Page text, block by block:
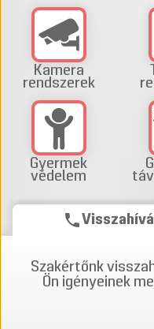
Kamera
rendszerek
Gyermek
védelem
phone
Szakértőnk
Ön igényeinek